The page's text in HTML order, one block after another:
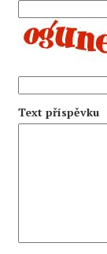
Text příspěvku